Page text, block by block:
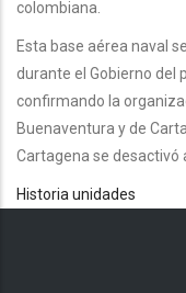
colombiana.
Esta base aérea naval
durante el Gobierno del
confirmando la
Buenaventura y de
Cartagena se desactivó
Historia unidades